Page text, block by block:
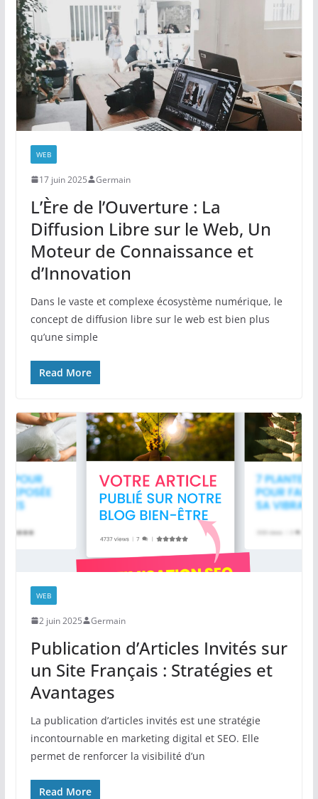
WEB
17 juin 2025 Germain
L’Ère de l’Ouverture : La
Diffusion Libre sur le Web, Un
Moteur de Connaissance et
d’Innovation
Dans le vaste et complexe écosystème numérique, le
concept de diffusion libre sur le web est bien plus
qu’une simple
Read More
WEB
2 juin 2025 Germain
Publication d’Articles Invités sur
un Site Français : Stratégies et
Avantages
La publication d’articles invités est une stratégie
incontournable en marketing digital et SEO. Elle
permet de renforcer la visibilité d’un
Read More